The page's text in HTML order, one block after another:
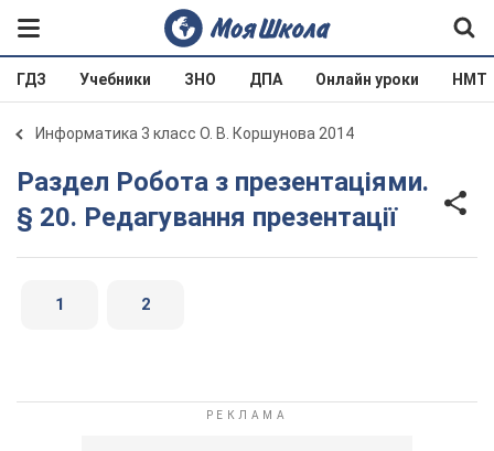
ГДЗ Учебники ЗНО ДПА Онлайн уроки НМТ
Информатика 3 класс О. В. Коршунова 2014
Раздел Робота з презентаціями.
§ 20. Редагування презентації
1 2